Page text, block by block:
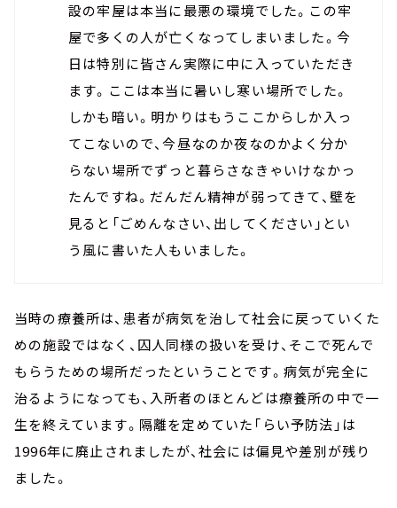
設の牢屋は本当に最悪の環境でした。この牢
屋で多くの人が亡くなってしまいました。今
日は特別に皆さん実際に中に入っていただき
ます。ここは本当に暑いし寒い場所でした。
しかも暗い。明かりはもうここからしか入っ
てこないので、今昼なのか夜なのかよく分か
らない場所でずっと暮らさなきゃいけなかっ
たんですね。だんだん精神が弱ってきて、壁を
見ると「ごめんなさい、出してください」とい
う風に書いた人もいました。
当時の療養所は、患者が病気を治して社会に戻っていくた
めの施設ではなく、囚人同様の扱いを受け、そこで死んで
もらうための場所だったということです。病気が完全に
治るようになっても、入所者のほとんどは療養所の中で一
生を終えています。隔離を定めていた「らい予防法」は
1996年に廃止されましたが、社会には偏見や差別が残り
ました。